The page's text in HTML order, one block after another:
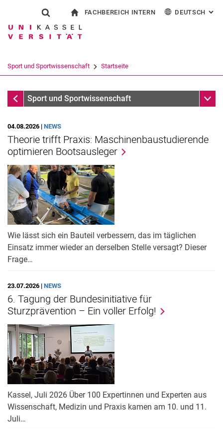
Springe direkt zu: Inhalt
Springe direkt zu: Suche
Springe direkt zu:
Suchformular
Suchbegriff
Suchen (öffnet externen Link in einem
FACHBEREICH INTERN DEUTSCH :
Sport und Sportwissenschaft Startseite
Startseite
Sport und Sportwissenschaft
04.08.2026 | NEWS
Theorie trifft Praxis: Maschinenbaustudierende
optimieren Bootsausleger
Wie lässt sich ein Bauteil verbessern, das im täglichen
Einsatz immer wieder an derselben Stelle versagt? Dieser
Frage…
23.07.2026 | NEWS
6. Tagung der Bundesinitiative für
Sturzprävention – Ein voller Erfolg!
Kassel, Juli 2026 Über 100 Expertinnen und Experten aus
Wissenschaft, Medizin und Praxis kamen am 10. und 11.
Juli…